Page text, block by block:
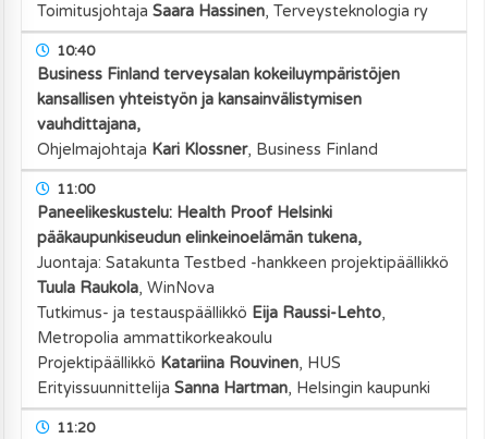
ToimitusjohtajaSaara Hassinen,Terveysteknologia ry
10:40
Business Finland terveysalan kokeiluympäristöjen
kansallisen yhteistyön ja kansainvälistymisen
vauhdittajana,
Ohjelmajohtaja Kari Klossner, Business Finland
11:00
Paneelikeskustelu: Health Proof Helsinki
pääkaupunkiseudun elinkeinoelämän tukena,
Juontaja: Satakunta Testbed -hankkeen projektipäällikkö
Tuula Raukola,WinNova
Tutkimus- ja testauspäällikkö Eija Raussi-Lehto,
Metropolia ammattikorkeakoulu
Projektipäällikkö Katariina Rouvinen, HUS
ErityissuunnittelijaSanna Hartman, Helsingin kaupunki
11:20